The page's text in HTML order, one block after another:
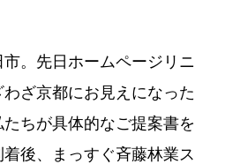
。先日ホームページリニ
ざ京都にお見えになった
ちが具体的なご提案書を
後、まっすぐ斉藤林業ス